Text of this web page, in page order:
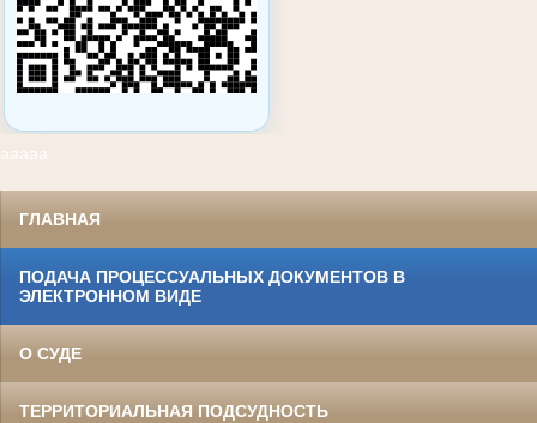
ааааа
ГЛАВНАЯ
ПОДАЧА ПРОЦЕССУАЛЬНЫХ ДОКУМЕНТОВ В
ЭЛЕКТРОННОМ ВИДЕ
О СУДЕ
ТЕРРИТОРИАЛЬНАЯ ПОДСУДНОСТЬ